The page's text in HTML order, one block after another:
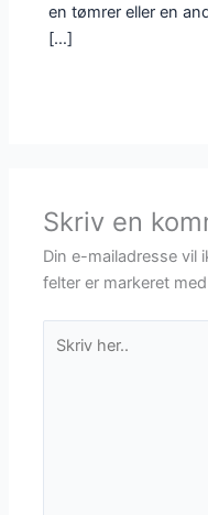
en tømrer eller en
[…]
Skriv en
Din e-mailadresse vil
felter er markeret med